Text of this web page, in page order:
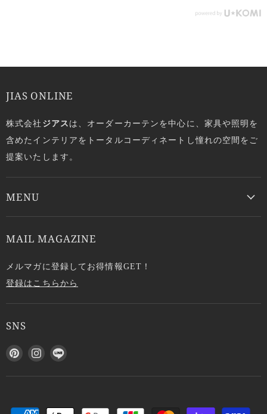
JIAS ONLINE
株式会社 ジアスは、オーダーカーテンを中心に、家具や照明を
含めたインテリアをトータルコーディネートし憧れの空間をご
提案いたします。
MENU
MAIL MAGAZINE
メルマガに登録してお得情報GET！
登録はこちらから
SNS
P
n
I
s
L
N